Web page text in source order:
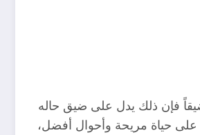
فإن ذلك يدل على ضيق حاله
حياة مريحة وأحوال أفضل،